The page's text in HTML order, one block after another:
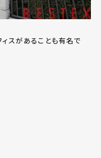
ィスがあることも有名で